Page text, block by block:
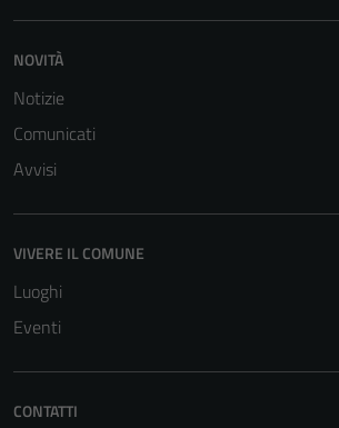
NOVITÀ
Notizie
Comunicati
Avvisi
VIVERE IL COMUNE
Luoghi
Eventi
CONTATTI